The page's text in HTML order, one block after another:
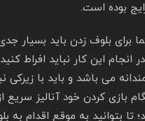
بوده است.
برای بلوف زدن باید بسیار
انجام این کار نباید افراط
می باشد و باید با زیرکی
بازی کردن خود آنالیز سریع
تا بتوانید به موقع اقدام به